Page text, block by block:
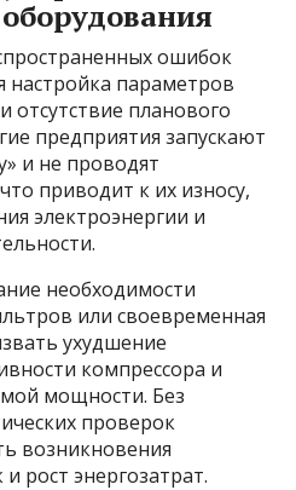
ошибок
настройка параметров
отсутствие планового
предприятия запускают
и не проводят
приводит к их износу,
электроэнергии и
необходимости
или своевременная
ухудшение
компрессора и
мощности. Без
проверок
возникновения
рост энергозатрат.